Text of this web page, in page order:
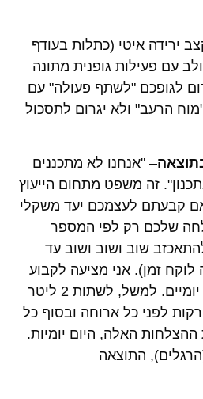
ירידה איטי (כתלות בעודף
עם פעילות גופנית מתונה
לגופכם "לשתף פעולה" עם
הרעב" ולא יגרום לתסכול
– "אנחנו לא מתכננים
זה משפט מתחום הייעוץ
אם קבעתם לעצמכם יעד משקלי
שלכם רק לפי המספר
שוב ושוב ושוב עד
לוקח זמן). אני מציעה לקבוע
יעדים שהם הרגלים יום יומיים. למשל, לשתות 2 ליטר
לפני כל ארוחה ובסוף כל
האלה, היום יומיות.
התוצאה